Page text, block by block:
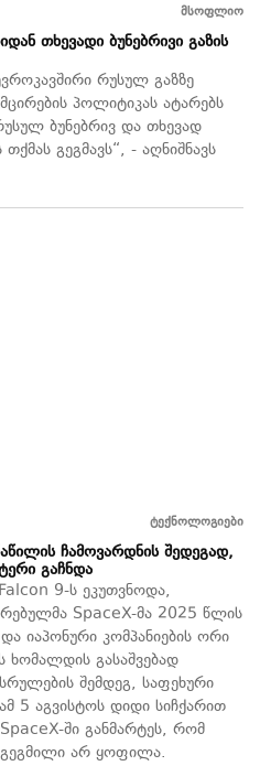
მსოფლიო
თხევადი ბუნებრივი გაზის
რუსულ გაზზე
პოლიტიკას ატარებს
ბუნებრივ და თხევად
გეგმავს“, - აღნიშნავს
ტექნოლოგიები
ჩამოვარდნის შედეგად,
გაჩნდა
9-ს ეკუთვნოდა,
SpaceX-მა 2025 წლის
იაპონური კომპანიების ორი
გასაშვებად
შემდეგ, საფეხური
5 აგვისტოს დიდი სიჩქარით
ში განმარტეს, რომ
არ ყოფილა.